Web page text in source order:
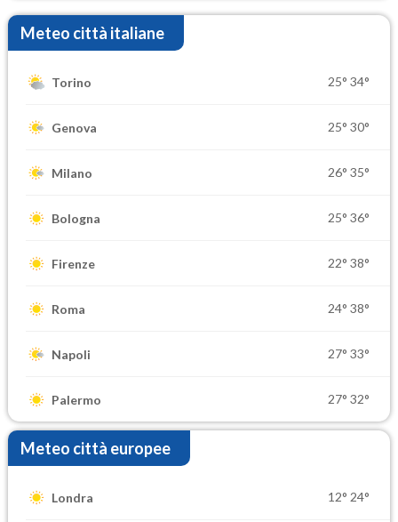
Meteo città italiane
Torino 25° 34°
Genova 25° 30°
Milano 26° 35°
Bologna 25° 36°
Firenze 22° 38°
Roma 24° 38°
Napoli 27° 33°
Palermo 27° 32°
Meteo città europee
Londra 12° 24°